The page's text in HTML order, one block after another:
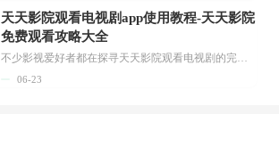
天天影院观看电视剧app使用教程-天天影院
免费观看攻略大全
不少影视爱好者都在探寻天天影院观看电视剧的完整方法，结合最新平台使用规则，本篇新手入门攻略全面讲解观看渠道、检索流程、播放设置以及画面模式调整等实用内容。全文适配手机、电脑等主流设备，步骤简洁易懂，无论是初次使用的新手，还是想要优化观影体验的用户，都能参照内容快速上手，熟练掌握平台各项操作技巧，轻松畅享影视内容。...
06-23